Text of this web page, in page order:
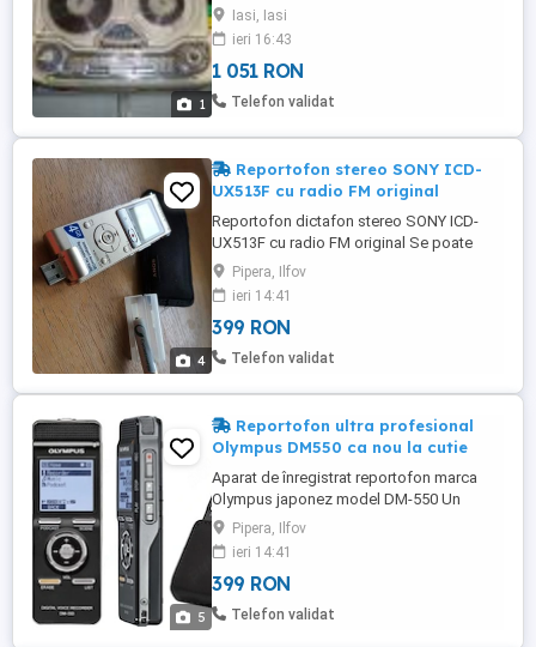
1
Iasi, Iasi
ieri 16:43
1 051 RON
Telefon validat
4
Reportofon stereo SONY ICD-
UX513F cu radio FM original
Reportofon dictafon stereo SONY ICD-
UX513F cu radio FM original Se poate
folosi atit ca reportofon cit si ca aparat de
radio cu receptia in banda FM/AM, dar
poate si inregistra emisiuni radio, muzica
sau teatru radiofonic direct in memoria
interna sau pe un card extern microSD
Pipera, Ilfov
ieri 14:41
399 RON
Telefon validat
5
Reportofon ultra profesional
Olympus DM550 ca nou la cutie
Aparat de înregistrat reportofon marca
Olympus japonez model DM-550 Un
dispozitiv eficient pentru ascultare la
distanță sau și înregistrări ședințe, cursuri,
interviuri, urmăriri , supravegheri ș.a. Usor
de utilizat, potrivit pentru studenți, ziariști,
reporteri etc. aterial cadru - aluminiu
Pipera, Ilfov
ieri 14:41
399 RON
Telefon validat